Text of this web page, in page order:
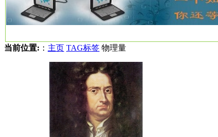
当前位置: ： 主页 TAG标签 物理量